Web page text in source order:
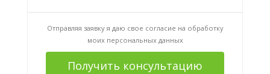
Отправляя заявку я даю свое согласие на обработку
моих персональных данных
Получить консультацию